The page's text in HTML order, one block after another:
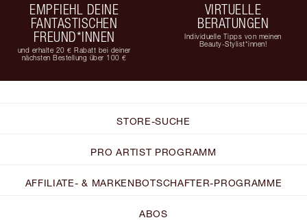
EMPFIEHL DEINE
FANTASTISCHEN
FREUND*INNEN
und erhalte 20 € Rabatt bei deiner
nächsten Bestellung über 100 €
VIRTUELLE
BERATUNGEN
Individuelle Tipps von meinen
Beauty-Stylist*innen!
STORE-SUCHE
PRO ARTIST PROGRAMM
AFFILIATE- & MARKENBOTSCHAFTER-PROGRAMME
ABOS